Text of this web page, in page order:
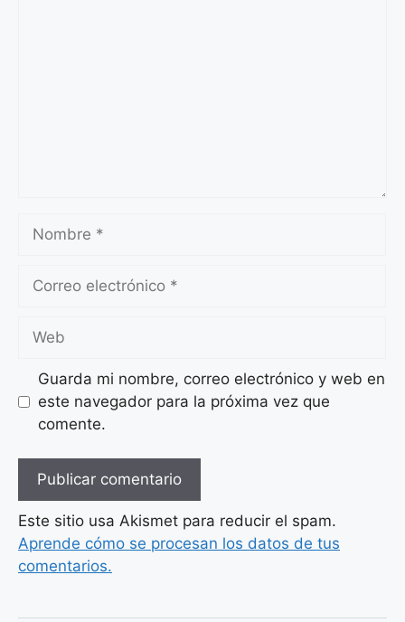
electrónico
Guarda mi nombre, correo electrónico y web en
este navegador para la próxima vez que
comente.
Este sitio usa Akismet para reducir el spam.
Aprende cómo se procesan los datos de tus
comentarios.